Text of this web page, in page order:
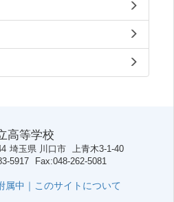
高等学校
埼玉県 川口市 上青木3-1-40
5917 Fax 048-262-5081
属中｜ このサイトについて